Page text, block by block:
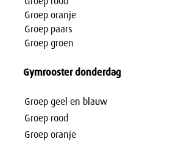
Groep oranje
Groep paars
Groep groen
Gymrooster donderdag
Groep geel en blauw
Groep rood
Groep oranje